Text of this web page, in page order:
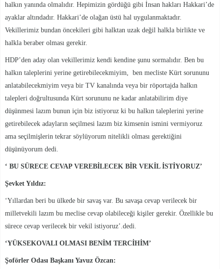
halkın yanında olmalıdır. Hepimizin gördüğü gibi İnsan hakları Hakkari’de
ayaklar altındadır. Hakkari’de olağan üstü hal uygulanmaktadır.
Vekillerimiz bundan öncekileri gibi halktan uzak değil halkla birlikte ve
halkla beraber olması gerekir.
HDP’den aday olan vekillerimiz kendi kendine şunu sormalıdır. Ben bu
halkın taleplerini yerine getirebilecekmiyim, ben mecliste Kürt sorununu
anlatabilecekmiyim veya bir TV kanalında veya bir röportajda halkın
talepleri doğrultusunda Kürt sorununu ne kadar anlatabilirim diye
düşünmesi lazım bunun için biz istiyoruz ki bu halkın taleplerini yerine
getirebilecek adayların seçilmesi lazım biz kimsenin ismini vermiyoruz
ama seçilmişlerin tekrar söylüyorum nitelikli olması gerektiğini
düşünüyorum dedi.
‘ BU SÜRECE CEVAP VEREBİLECEK BİR VEKİL İSTİYORUZ’
Şevket Yıldız:
‘Yıllardan beri bu ülkede bir savaş var. Bu savaşa cevap verilecek bir
milletvekili lazım bu meclise cevap olabileceği kişiler gerekir. Özellikle bu
sürece cevap verilecek bir vekil istiyoruz’.dedi.
‘YÜKSEKOVALI OLMASI BENİM TERCİHİM’
Şoförler Odası Başkanı Yavuz Özcan: